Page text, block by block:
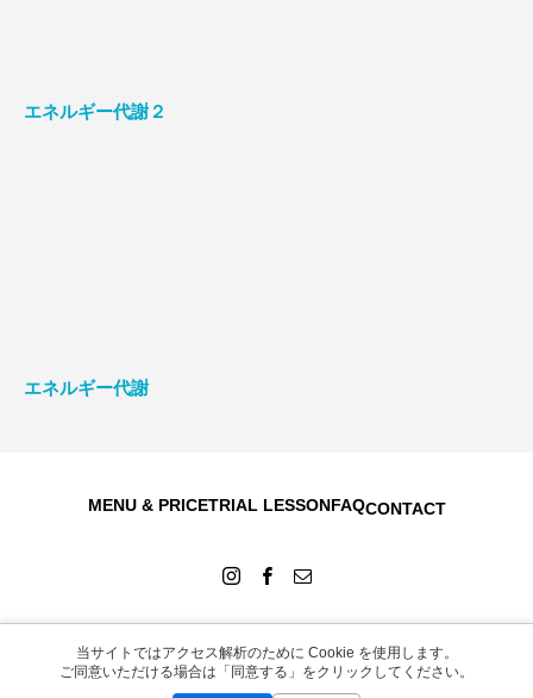
エネルギー代謝２
エネルギー代謝
MENU & PRICETRIAL LESSONFAQCONTACT
Copyright © 2026
当サイトではアクセス解析のために Cookie を使用します。
ご同意いただける場合は「同意する」をクリックしてください。